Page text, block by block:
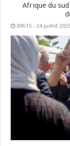
Afrique du
09h15 - 24 juillet